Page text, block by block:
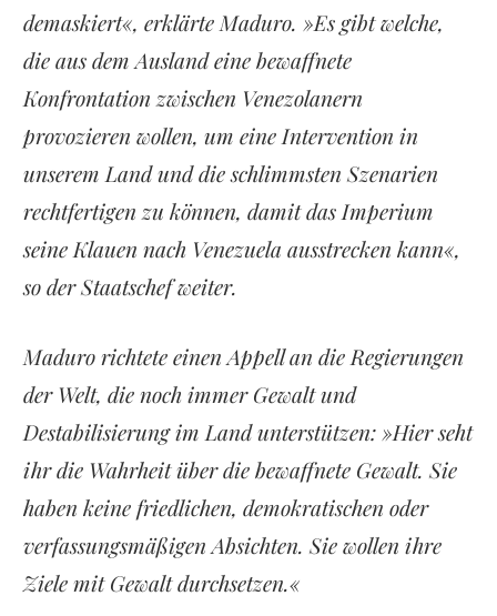
demaskiert«, erklärte Maduro. »Es gibt welche,
die aus dem Ausland eine bewaffnete
Konfrontation zwischen Venezolanern
provozieren wollen, um eine Intervention in
unserem Land und die schlimmsten Szenarien
rechtfertigen zu können, damit das Imperium
seine Klauen nach Venezuela ausstrecken kann«,
so der Staatschef weiter.
Maduro richtete einen Appell an die Regierungen
der Welt, die noch immer Gewalt und
Destabilisierung im Land unterstützen: »Hier seht
ihr die Wahrheit über die bewaffnete Gewalt. Sie
haben keine friedlichen, demokratischen oder
verfassungsmäßigen Absichten. Sie wollen ihre
Ziele mit Gewalt durchsetzen.«